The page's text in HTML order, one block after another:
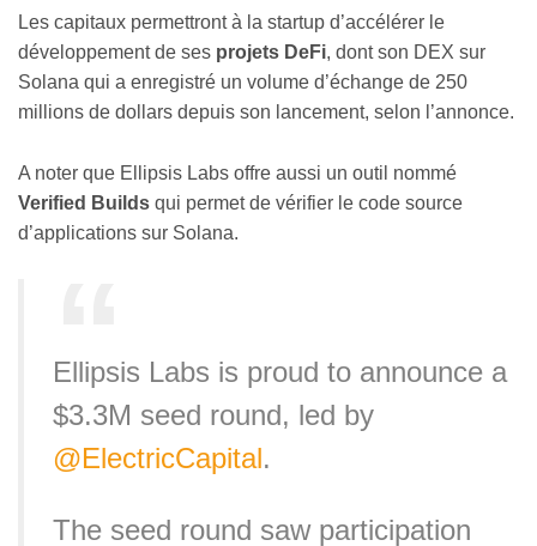
Les capitaux permettront à la startup d’accélérer le
développement de ses projets DeFi, dont son DEX sur
Solana qui a enregistré un volume d’échange de 250
millions de dollars depuis son lancement, selon l’annonce.
A noter que Ellipsis Labs offre aussi un outil nommé
Verified Builds qui permet de vérifier le code source
d’applications sur Solana.
Ellipsis Labs is proud to announce a
$3.3M seed round, led by
@ElectricCapital.
The seed round saw participation